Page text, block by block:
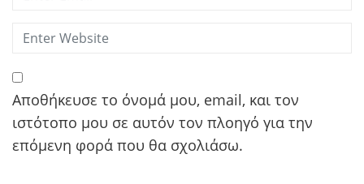
Αποθήκευσε το όνομά μου, email, και τον
ιστότοπο μου σε αυτόν τον πλοηγό για την
επόμενη φορά που θα σχολιάσω.